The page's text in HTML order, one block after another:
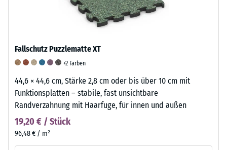
Fallschutz Puzzlematte XT
+2 Farben
44,6 × 44,6 cm, Stärke 2,8 cm oder bis über 10 cm mit
Funktionsplatten – stabile, fast unsichtbare
Randverzahnung mit Haarfuge, für innen und außen
19,20 € / Stück
96,48 € / m²